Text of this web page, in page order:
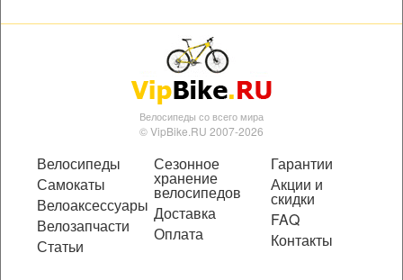
Велосипеды со всего мира
© VipBike.RU 2007-2026
Велосипеды
Самокаты
Велоаксессуары
Велозапчасти
Статьи
Сезонное
хранение
велосипедов
Доставка
Оплата
Гарантии
Акции и
скидки
FAQ
Контакты